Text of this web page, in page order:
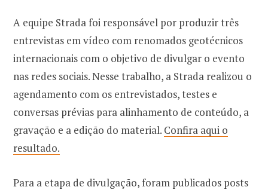
A equipe Strada foi responsável por produzir três
entrevistas em vídeo com renomados geotécnicos
internacionais com o objetivo de divulgar o evento
nas redes sociais. Nesse trabalho, a Strada realizou o
agendamento com os entrevistados, testes e
conversas prévias para alinhamento de conteúdo, a
gravação e a edição do material. Confira aqui o
resultado.
Para a etapa de divulgação, foram publicados posts